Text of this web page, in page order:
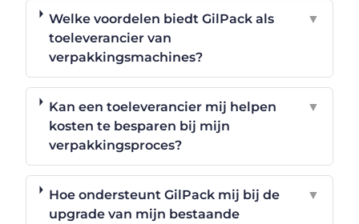
Welke voordelen biedt GilPack als
toeleverancier van
verpakkingsmachines?
▼
Kan een toeleverancier mij helpen
kosten te besparen bij mijn
verpakkingsproces?
▼
Hoe ondersteunt GilPack mij bij de
upgrade van mijn bestaande
▼